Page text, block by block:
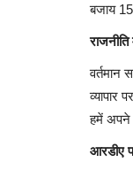
बजाय 15
वर्तमान
व्यापार
हमें अपने
आरडीए